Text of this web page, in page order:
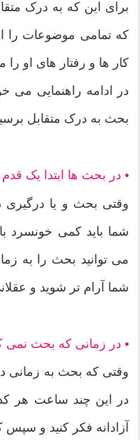
برای این که به درک
که تمامی موضوعات را
کار ها و رفتار های او را
در ادامه راهنمایی می
بحث به درک متقابل
• در بحث ها ابتدا یک
وقتی بحث و یا درگیری
شما باید کمی خونسرد
می توانید بحث را به
شما آرام تر شوید و
• در زمانی که بحث نمی
وقتی که بحث به زمانی
در این چند ساعت هر
آزادانه فکر کنید و سپس